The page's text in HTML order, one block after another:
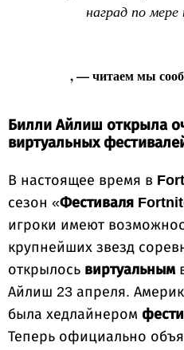
наград по
, — читаем мы
Билли Айлиш открыла
виртуальных
В настоящее время в
сезон «Фестиваля
игроки имеют
крупнейших звезд
открылось виртуальным
Айлиш 23 апреля.
была хедлайнером
Теперь официально